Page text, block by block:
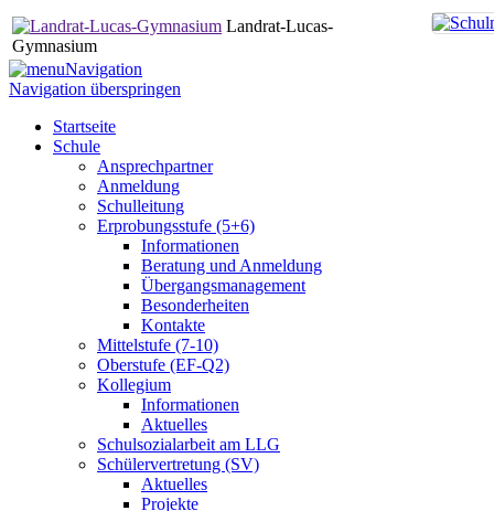
Landrat-Lucas-
Gymnasium
Navigation
Navigation überspringen
Startseite
Schule
Ansprechpartner
Anmeldung
Schulleitung
Erprobungsstufe (5+6)
Informationen
Beratung und Anmeldung
Übergangsmanagement
Besonderheiten
Kontakte
Mittelstufe (7-10)
Oberstufe (EF-Q2)
Kollegium
Informationen
Aktuelles
Schulsozialarbeit am LLG
Schülervertretung (SV)
Aktuelles
Projekte